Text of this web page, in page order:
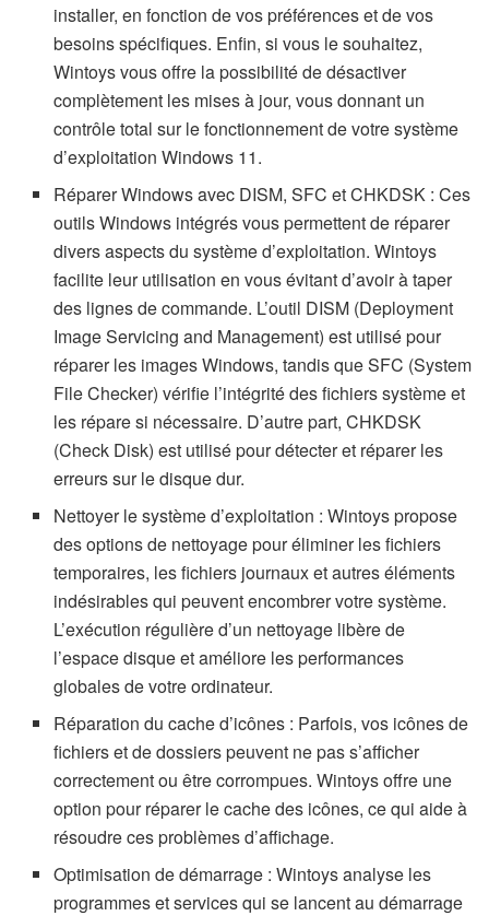
installer, en fonction de vos préférences et de vos
besoins spécifiques. Enfin, si vous le souhaitez,
Wintoys vous offre la possibilité de désactiver
complètement les mises à jour, vous donnant un
contrôle total sur le fonctionnement de votre système
d’exploitation Windows 11.
Réparer Windows avec DISM, SFC et CHKDSK : Ces
outils Windows intégrés vous permettent de réparer
divers aspects du système d’exploitation. Wintoys
facilite leur utilisation en vous évitant d’avoir à taper
des lignes de commande. L’outil DISM (Deployment
Image Servicing and Management) est utilisé pour
réparer les images Windows, tandis que SFC (System
File Checker) vérifie l’intégrité des fichiers système et
les répare si nécessaire. D’autre part, CHKDSK
(Check Disk) est utilisé pour détecter et réparer les
erreurs sur le disque dur.
Nettoyer le système d’exploitation : Wintoys propose
des options de nettoyage pour éliminer les fichiers
temporaires, les fichiers journaux et autres éléments
indésirables qui peuvent encombrer votre système.
L’exécution régulière d’un nettoyage libère de
l’espace disque et améliore les performances
globales de votre ordinateur.
Réparation du cache d’icônes : Parfois, vos icônes de
fichiers et de dossiers peuvent ne pas s’afficher
correctement ou être corrompues. Wintoys offre une
option pour réparer le cache des icônes, ce qui aide à
résoudre ces problèmes d’affichage.
Optimisation de démarrage : Wintoys analyse les
programmes et services qui se lancent au démarrage